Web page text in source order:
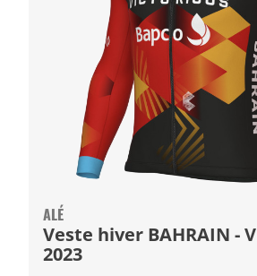
ALÉ
Veste hiver BAHRAIN -
2023